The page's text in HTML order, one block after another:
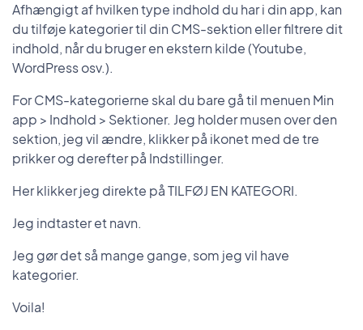
Afhængigt af hvilken type indhold du har i din app, kan
du tilføje kategorier til din CMS-sektion eller filtrere dit
indhold, når du bruger en ekstern kilde (Youtube,
WordPress osv.).
For CMS-kategorierne skal du bare gå til menuen Min
app > Indhold > Sektioner. Jeg holder musen over den
sektion, jeg vil ændre, klikker på ikonet med de tre
prikker og derefter på Indstillinger.
Her klikker jeg direkte på TILFØJ EN KATEGORI.
Jeg indtaster et navn.
Jeg gør det så mange gange, som jeg vil have
kategorier.
Voila!